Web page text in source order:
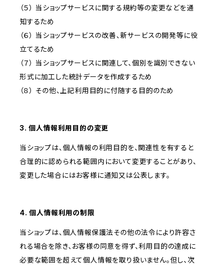
（５） 当ショップサービスに関する規約等の変更などを通
知するため
（６） 当ショップサービスの改善、新サービスの開発等に役
立てるため
（７） 当ショップサービスに関連して、個別を識別できない
形式に加工した統計データを作成するため
（８） その他、上記利用目的に付随する目的のため
3. 個人情報利用目的の変更
当ショップは、個人情報の利用目的を、関連性を有すると
合理的に認められる範囲内において変更することがあり、
変更した場合にはお客様に通知又は公表します。
4. 個人情報利用の制限
当ショップは、個人情報保護法その他の法令により許容さ
れる場合を除き、お客様の同意を得ず、利用目的の達成に
必要な範囲を超えて個人情報を取り扱いません。但し、次